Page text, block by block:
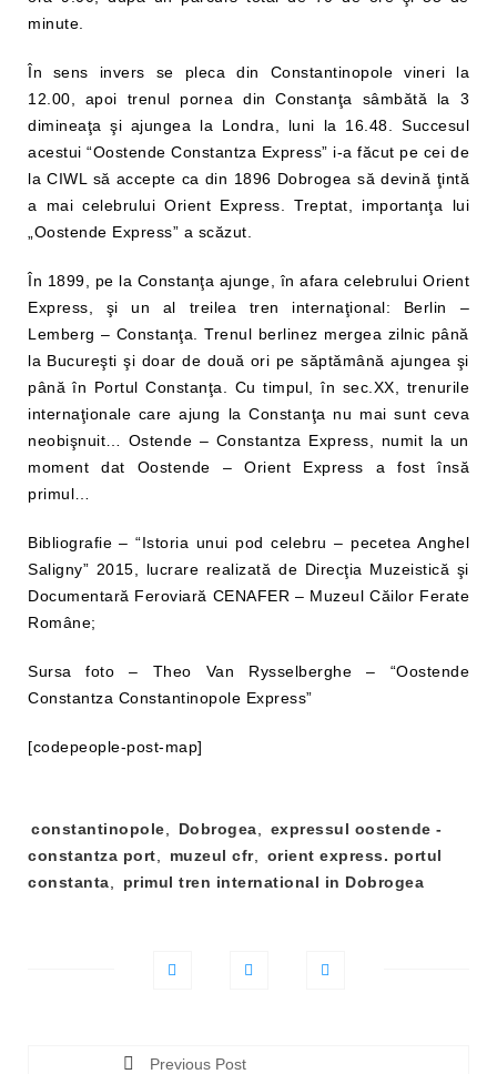
minute.
În sens invers se pleca din Constantinopole vineri la
12.00, apoi trenul pornea din Constanţa sâmbătă la 3
dimineaţa şi ajungea la Londra, luni la 16.48. Succesul
acestui “Oostende Constantza Express” i-a făcut pe cei de
la CIWL să accepte ca din 1896 Dobrogea să devină ţintă
a mai celebrului Orient Express. Treptat, importanţa lui
„Oostende Express” a scăzut.
În 1899, pe la Constanţa ajunge, în afara celebrului Orient
Express, şi un al treilea tren internaţional: Berlin –
Lemberg – Constanţa. Trenul berlinez mergea zilnic până
la Bucureşti şi doar de două ori pe săptămână ajungea şi
până în Portul Constanţa. Cu timpul, în sec.XX, trenurile
internaţionale care ajung la Constanţa nu mai sunt ceva
neobişnuit… Ostende – Constantza Express, numit la un
moment dat Oostende – Orient Express a fost însă
primul…
Bibliografie – “Istoria unui pod celebru – pecetea Anghel
Saligny” 2015, lucrare realizată de Direcţia Muzeistică şi
Documentară Feroviară CENAFER – Muzeul Căilor Ferate
Române;
Sursa foto – Theo Van Rysselberghe – “Oostende
Constantza Constantinopole Express”
[codepeople-post-map]
uri:
constantinopole Dobrogea
expressul oostende -
constantza port
muzeul cfr,
orient express. portul
constanta
primul tren international in Dobrogea
Previous Post